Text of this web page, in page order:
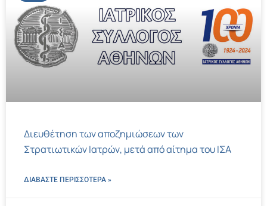
Διευθέτηση των αποζημιώσεων των
Στρατιωτικών Ιατρών, μετά από αίτημα του ΙΣΑ
ΔΙΑΒΑΣΤΕ ΠΕΡΙΣΣΌΤΕΡΑ »